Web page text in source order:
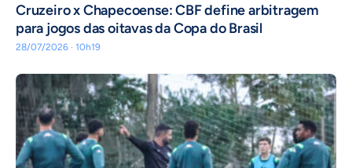
Cruzeiro x Chapecoense: CBF define arbitragem
para jogos das oitavas da Copa do Brasil
28/07/2026 · 10h19